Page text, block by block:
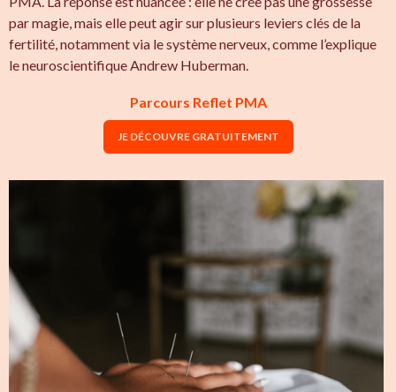
par magie, mais elle peut agir sur plusieurs leviers clés de la
fertilité, notamment via le système nerveux, comme l’explique
le neuroscientifique Andrew Huberman.
Parcours Reflet PMA
JE DÉCOUVRE GRATUITEMENT